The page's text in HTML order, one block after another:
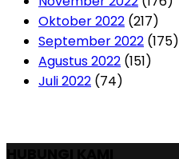
Oktober 2022 (217)
September 2022 (175)
Agustus 2022 (151)
Juli 2022 (74)